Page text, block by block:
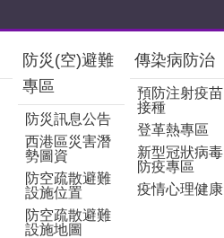
防災(空)避難
專區
防災訊息公告
西港區災害潛
勢圖資
防空疏散避難
設施位置
防空疏散避難
設施地圖
傳染病防治
預防注射疫苗
接種
登革熱專區
新型冠狀病毒
防疫專區
疫情心理健康